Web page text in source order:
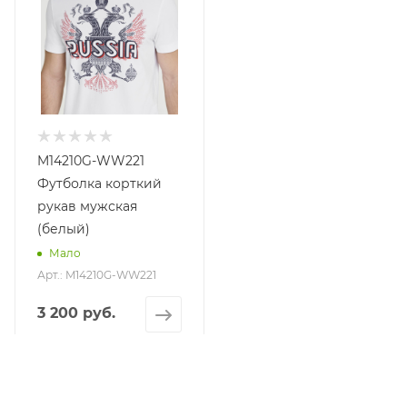
M14210G-WW221
Футболка корткий
рукав мужская
(белый)
Мало
Арт.: M14210G-WW221
3 200 руб.